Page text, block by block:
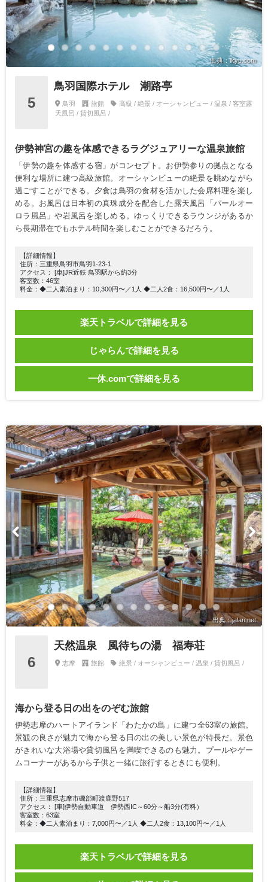
出典：ikyu.com
5
鳥羽国際ホテル 潮路亭
鳥羽 旅館
高級 / 絶景 / オーシャンビュー / 温泉 / 客室露
天風呂 / 貸切風呂 /
伊勢神宮の趣を体感できるラグジュアリーな温泉旅館
「伊勢の趣を体感する宿」がコンセプト。お伊勢参りの拠点となる
便利な場所に建つ高級旅館。オーシャンビューの絶景を眺めながら
過ごすことができる。夕食は鳥羽の食材を活かした会席料理を楽し
める。お風呂は日本初の真珠成分を配合した露天風呂「パールオー
ロラ風呂」や岩風呂を楽しめる。ゆっくりできるラウンジがあるか
ら長期滞在でもホテル時間を楽しむことができるだろう。
【詳細情報】
住所：三重県鳥羽市鳥羽1-23-1
アクセス： [車]JR近鉄 鳥羽駅から約3分
客室数：46室
料金：◆二人素泊まり：10,300円〜／1人 ◆二人2食：16,500円〜／1人
楽天トラベルで詳細を見る
じゃらんで詳細を見る
一休.comで詳細を見る
出典：jalan.net
6
天然温泉 風待ちの湯 福寿荘
志摩 旅館 絶景 / オーシャンビュー / 温泉 / 貸切風呂 /
海から登る日の出をのぞむ旅館
伊勢志摩のハートアイランド「わたかの島」に建つ全63室の旅館。
景観の良さが魅力で海から登る日の出の美しい景色が特長だ。景色
がきれいな大浴場や貸切風呂を満喫できるのも魅力。プールやゲー
ムコーナーがあるから子供と一緒に旅行するときにも便利。
【詳細情報】
住所：三重県志摩市磯部町渡鹿野517
アクセス： [車]伊勢自動車道 伊勢西IC～60分～船3分(有料）
客室数：63室
料金：◆二人素泊まり：7,000円〜／1人 ◆二人2食：13,100円〜／1人
楽天トラベルで詳細を見る